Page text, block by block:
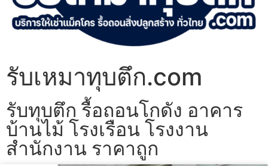
รับเหมาทุบตึก.com
รับทุบตึก รื้อถอนโกดัง อาคาร
บ้านไม้ โรงเรือน โรงงาน
สำนักงาน ราคาถูก